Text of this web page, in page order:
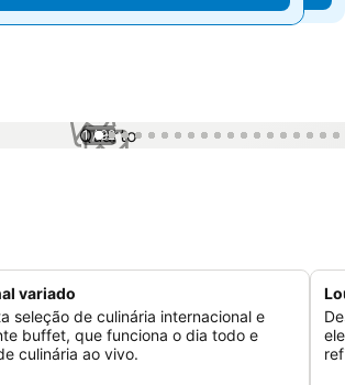
1 / 92
variado
seleção de culinária internacional e
buffet, que funciona o dia todo e
culinária ao vivo.